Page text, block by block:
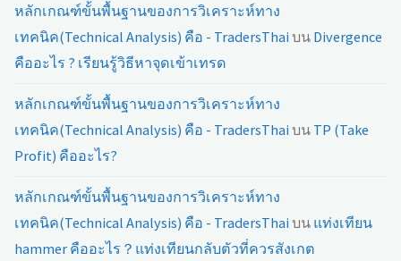
หลักเกณฑ์ขั้นพื้นฐานของการวิเคราะห์ทาง
เทคนิค(Technical Analysis) คือ - TradersThai บน Divergence
คืออะไร ? เรียนรู้วิธีหาจุดเข้าเทรด
หลักเกณฑ์ขั้นพื้นฐานของการวิเคราะห์ทาง
เทคนิค(Technical Analysis) คือ - TradersThai บน TP (Take
Profit) คืออะไร?
หลักเกณฑ์ขั้นพื้นฐานของการวิเคราะห์ทาง
เทคนิค(Technical Analysis) คือ - TradersThai บน แท่งเทียน
hammer คืออะไร？แท่งเทียนกลับตัวที่ควรสังเกต